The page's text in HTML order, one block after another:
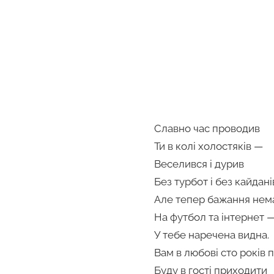
Славно час проводив
Ти в колі холостяків —
Веселився і дурив
Без турбот і без
Але тепер бажання
На футбол та інтернет
У тебе наречена видна.
Вам в любові сто років
Буду в гості приходити